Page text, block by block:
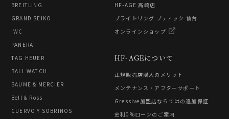
BREITLING
GRAND SEIKO
IWC
PANERAI
TAG HEUER
BALL WATCH
BAUME & MERCIER
Bell & Ross
CUERVO Y SOBRINOS
HF-AGEについて
正規販売店購入のメリット
メンテナンス・アフターサポート
Gressive加盟店ならではの追加保証
金利0%ローンのご案内
HF-AGE 高崎店
ブライトリング ブティック 仙台
オンラインショップ